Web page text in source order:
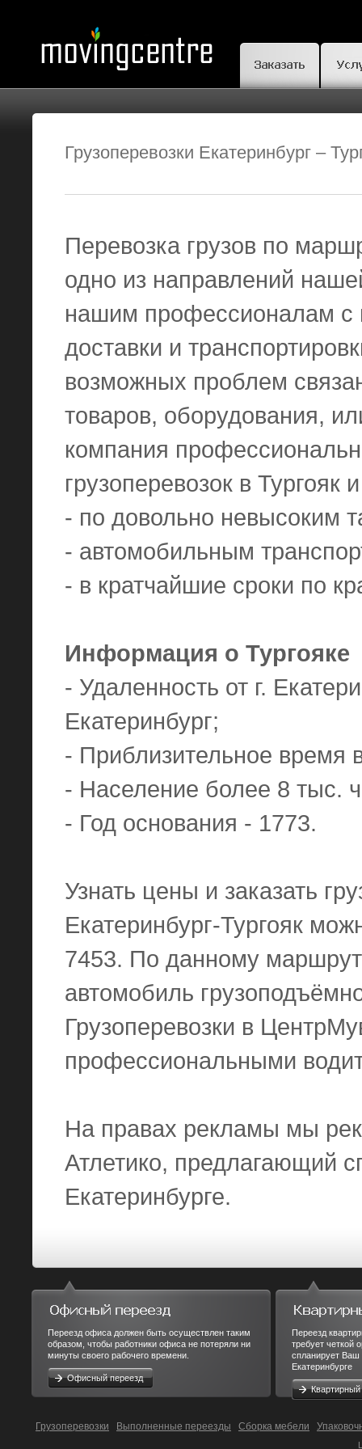
Грузоперевозки Екатеринбург –
Перевозка грузов по
одно из направлений
нашим профессионалам с
доставки и
возможных проблем
товаров, оборудования,
компания
грузоперевозок в Тургояк
- по довольно невысоким
- автомобильным
- в кратчайшие сроки по
Информация о Тургояке
- Удаленность от г.
Екатеринбург;
- Приблизительное время
- Население более 8 тыс.
- Год основания - 1773.
Узнать цены и заказать
Екатеринбург-Тургояк
7453. По данному
автомобиль
Грузоперевозки в
профессиональными
На правах рекламы мы
Атлетико, предлагающий
Екатеринбурге.
Переезд офиса должен быть осуществлен таким
образом, чтобы работники офиса не потеряли ни
минуты своего рабочего времени.
Офисный переезд
Переезд
требует четкой
спланирует Ваш
Екатеринбурге
Квартирный
Грузоперевозки Выполненные переезды Сборка мебели